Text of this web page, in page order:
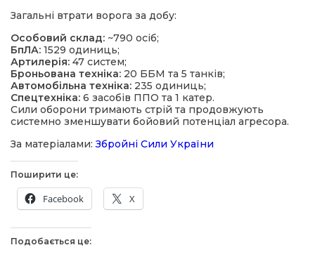
Загальні втрати ворога за добу:
Особовий склад: ~790 осіб;
БпЛА: 1529 одиниць;
Артилерія: 47 систем;
Броньована техніка: 20 ББМ та 5 танків;
Автомобільна техніка: 235 одиниць;
Спецтехніка: 6 засобів ППО та 1 катер.
Сили оборони тримають стрій та продовжують
системно зменшувати бойовий потенціал агресора.
За матеріалами:Збройні Сили України
Поширити це:
Facebook X
Подобається це: